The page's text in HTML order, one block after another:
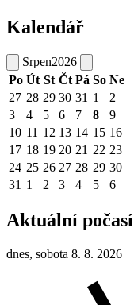
Kalendář
Srpen2026
Po Út St Čt Pá So Ne
27 28 29 30 31 1
2
3
4 5 6 7 8
9
10 11 12 13 14 15 16
17 18 19 20 21 22 23
24 25 26 27 28 29 30
31 1 2 3 4 5 6
Aktuální počasí
dnes, sobota 8. 8. 2026